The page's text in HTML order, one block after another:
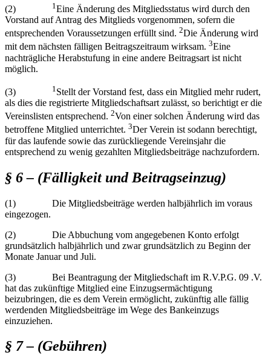
(2) 1 Eine Änderung des Mitgliedsstatus wird durch den
Vorstand auf Antrag des Mitglieds vorgenommen, sofern die
entsprechenden Voraussetzungen erfüllt sind. 2Die Änderung wird
mit dem nächsten fälligen Beitragszeitraum wirksam. 3Eine
nachträgliche Herabstufung in eine andere Beitragsart ist nicht
möglich.
(3) 1 Stellt der Vorstand fest, dass ein Mitglied mehr rudert,
als dies die registrierte Mitgliedschaftsart zulässt, so berichtigt er die
Vereinslisten entsprechend. 2Von einer solchen Änderung wird das
betroffene Mitglied unterrichtet. 3Der Verein ist sodann berechtigt,
für das laufende sowie das zurückliegende Vereinsjahr die
entsprechend zu wenig gezahlten Mitgliedsbeiträge nachzufordern.
§ 6 – (Fälligkeit und Beitragseinzug)
(1) Die Mitgliedsbeiträge werden halbjährlich im voraus
eingezogen.
(2) Die Abbuchung vom angegebenen Konto erfolgt
grundsätzlich halbjährlich und zwar grundsätzlich zu Beginn der
Monate Januar und Juli.
(3) Bei Beantragung der Mitgliedschaft im R.V.P.G. 09 .V.
hat das zukünftige Mitglied eine Einzugsermächtigung
beizubringen, die es dem Verein ermöglicht, zukünftig alle fällig
werdenden Mitgliedsbeiträge im Wege des Bankeinzugs
einzuziehen.
§ 7 – (Gebühren)